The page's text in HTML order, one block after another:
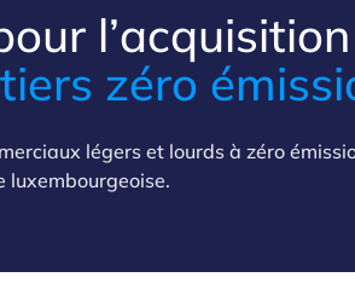
zéro
légers et lourds à zéro
luxembourgeoise.